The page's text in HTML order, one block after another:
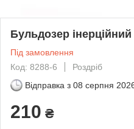
Бульдозер інерційний
Під замовлення
Код: 8288-6
Роздріб
Відправка з 08 серпня
210 ₴